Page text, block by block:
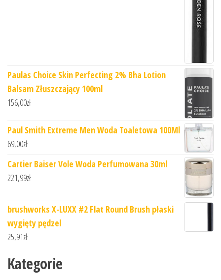
Paulas Choice Skin Perfecting 2% Bha Lotion
Balsam Złuszczający 100ml
156,00zł
Paul Smith Extreme Men Woda Toaletowa 100Ml
69,00zł
Cartier Baiser Vole Woda Perfumowana 30ml
221,99zł
brushworks X-LUXX #2 Flat Round Brush płaski
wygięty pędzel
25,91zł
Kategorie